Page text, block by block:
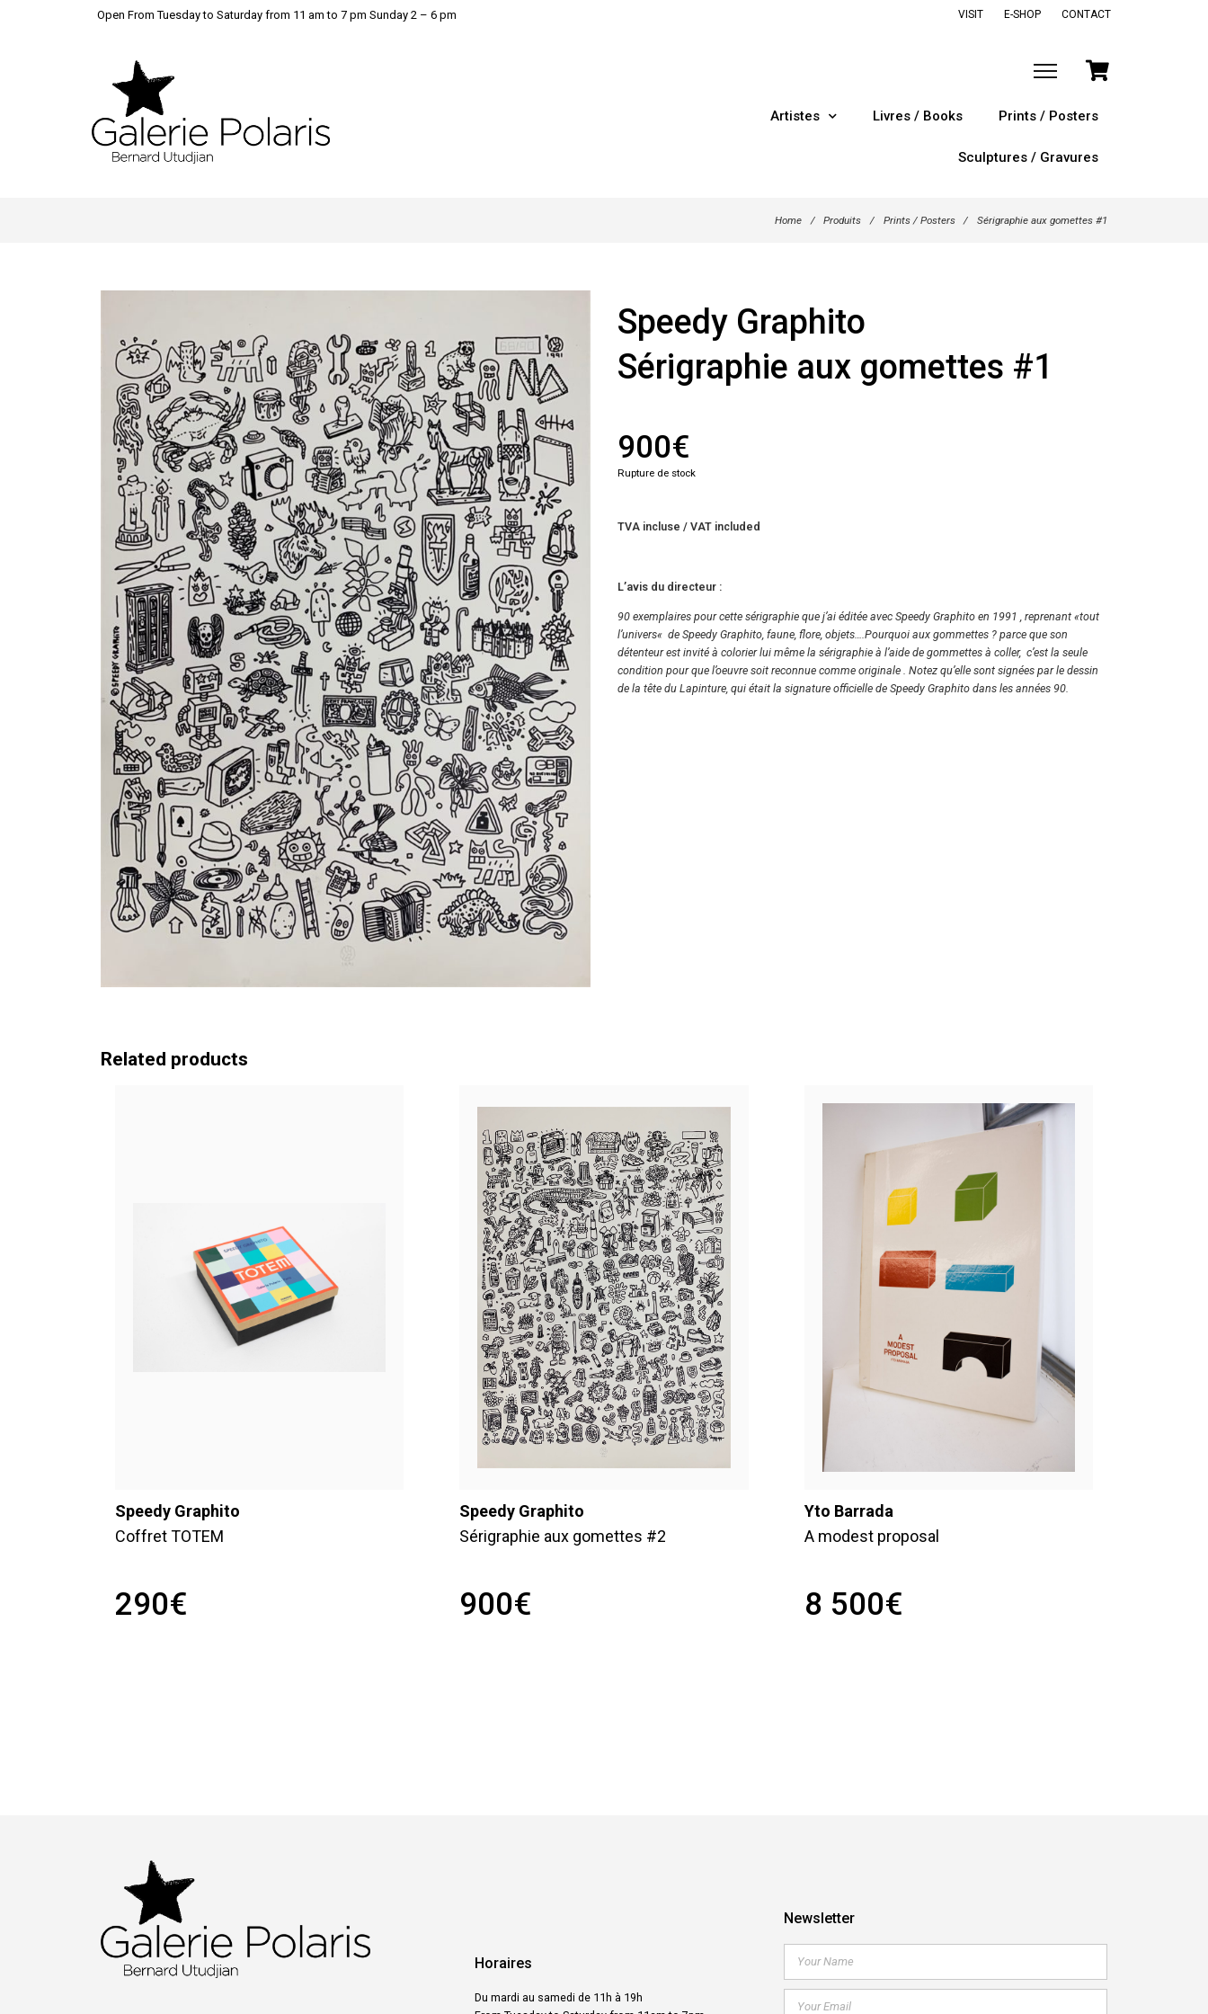
Open From Tuesday to Saturday from 11 am to 7 pm Sunday 2 – 6 pm VISIT E-SHOP CONTACT
Artistes Livres / Books Prints / Posters
Sculptures / Gravures
Home / Produits / Prints / Posters / Sérigraphie aux gomettes #1
Speedy Graphito
Sérigraphie aux gomettes #1
900€
Rupture de stock
TVA incluse / VAT included
L’avis du directeur :
90 exemplaires pour cette sérigraphie que j’ai éditée avec Speedy Graphito en 1991 , reprenant «tout
l’univers« de Speedy Graphito, faune, flore, objets….Pourquoi aux gommettes ? parce que son
détenteur est invité à colorier lui même la sérigraphie à l’aide de gommettes à coller, c’est la seule
condition pour que l’oeuvre soit reconnue comme originale . Notez qu’elle sont signées par le dessin
de la tête du Lapinture, qui était la signature officielle de Speedy Graphito dans les années 90.
Related products
Speedy Graphito
Coffret TOTEM
290€
Speedy Graphito
Sérigraphie aux gomettes #2
900€
Yto Barrada
A modest proposal
8 500€
Horaires
Du mardi au samedi de 11h à 19h
Newsletter